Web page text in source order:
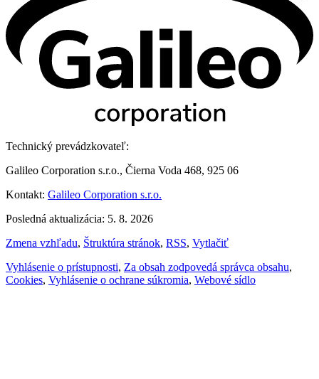
Technický prevádzkovateľ:
Galileo Corporation s.r.o., Čierna Voda 468, 925 06
Kontakt: Galileo Corporation s.r.o.
Posledná aktualizácia: 5. 8. 2026
Zmena vzhľadu, Štruktúra stránok, RSS, Vytlačiť
Vyhlásenie o prístupnosti, Za obsah zodpovedá správca obsahu,
Cookies, Vyhlásenie o ochrane súkromia, Webové sídlo